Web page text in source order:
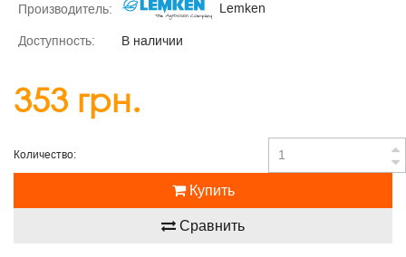
Производитель: Lemken
Доступность: В наличии
353 грн.
Количество:
Купить
Сравнить